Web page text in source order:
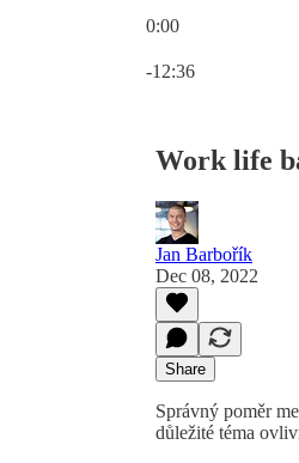
0:00
-12:36
Work life
Jan Barbořík
Dec 08, 2022
Share
Správný poměr
důležité téma